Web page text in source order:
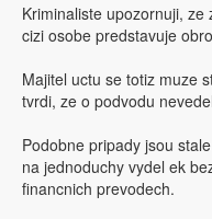
Kriminaliste upozornuji,
cizi osobe predstavuje
Majitel uctu se totiz muze
tvrdi, ze o podvodu
Podobne pripady jsou
na jednoduchy vydel ek
financnich prevodech.